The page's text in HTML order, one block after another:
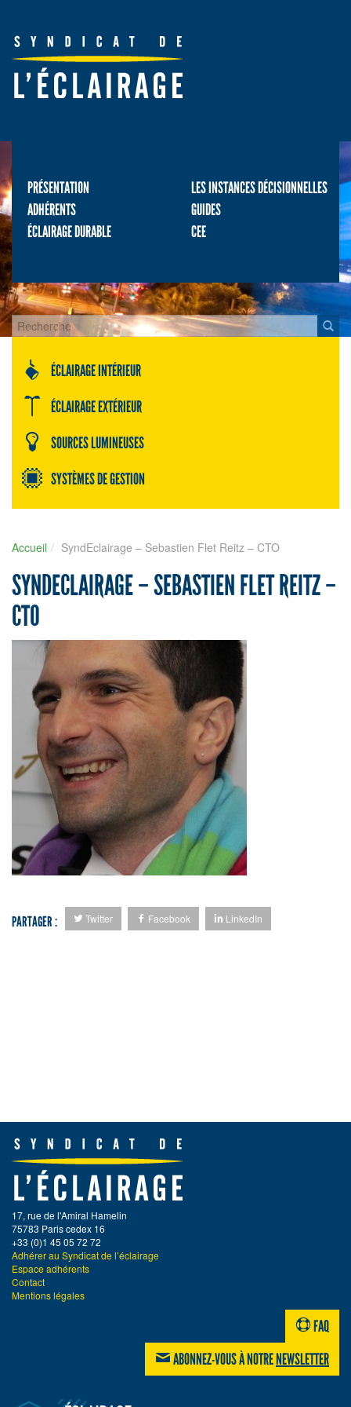
PRÉSENTATION
LES INSTANCES DÉCISIONNELLES
ADHÉRENTS
GUIDES
ÉCLAIRAGE DURABLE
CEE
ÉCLAIRAGE INTÉRIEUR
ÉCLAIRAGE EXTÉRIEUR
SOURCES LUMINEUSES
SYSTÈMES DE GESTION
Accueil SyndEclairage – Sebastien Flet Reitz – CTO
SYNDECLAIRAGE – SEBASTIEN FLET REITZ –
CTO
PARTAGER : Twitter Facebook LinkedIn
17, rue de l'Amiral Hamelin
75783 Paris cedex 16
+33 (0)1 45 05 72 72
Adhérer au Syndicat de l’éclairage
Espace adhérents
Contact
Mentions légales
FAQ
ABONNEZ-VOUS À NOTRENEWSLETTER